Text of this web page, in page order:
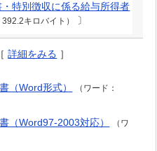
特別徴収に係る給与所得者
392.2キロバイト） 〕
［詳細をみる ］
（Word形式）
（ワード：
（Word97-2003対応）
（ワ